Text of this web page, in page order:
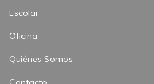
Escolar
Oficina
Quiénes Somos